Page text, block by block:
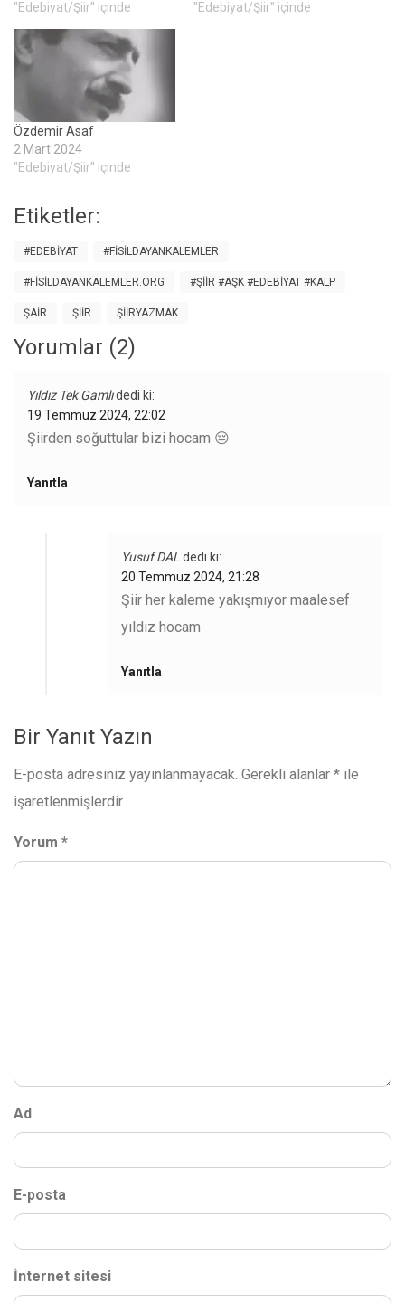
"Edebiyat/Şiir" içinde "Edebiyat/Şiir" içinde
Özdemir Asaf
2 Mart 2024
"Edebiyat/Şiir" içinde
Etiketler:
#EDEBIYAT #FISILDAYANKALEMLER
#FISILDAYANKALEMLER.ORG #ŞİİR #AŞK #EDEBİYAT #KALP
ŞAIR ŞIIR ŞIIRYAZMAK
Yorumlar (2)
Yıldız Tek Gamlıdedi ki:
19 Temmuz 2024, 22:02
Şiirden soğuttular bizi hocam 😔
Yanıtla
Yusuf DAL dedi ki:
20 Temmuz 2024, 21:28
Şiir her kaleme yakışmıyor maalesef
yıldız hocam
Yanıtla
Bir Yanıt Yazın
E-posta adresiniz yayınlanmayacak. Gerekli alanlar * ile
işaretlenmişlerdir
Yorum *
Ad
E-posta
İnternet sitesi